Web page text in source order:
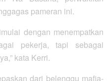
pameran ini.
dengan menempatkan
pekerja, tapi sebagai
kata Kerri.
dari belenggu mafia-